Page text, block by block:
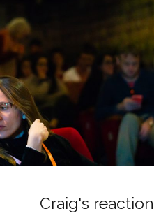
Craig's reaction